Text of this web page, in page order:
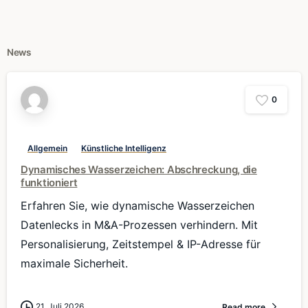
News
0
Allgemein Künstliche Intelligenz
Dynamisches Wasserzeichen: Abschreckung, die
funktioniert
Erfahren Sie, wie dynamische Wasserzeichen
Datenlecks in M&A-Prozessen verhindern. Mit
Personalisierung, Zeitstempel & IP-Adresse für
maximale Sicherheit.